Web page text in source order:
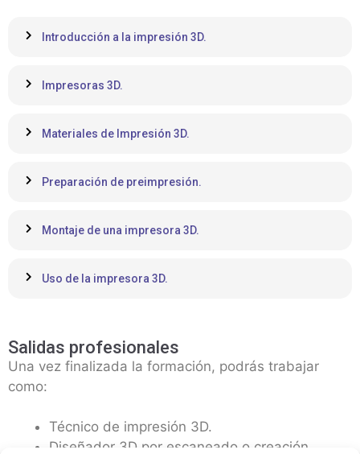
Introducción a la impresión 3D.
Impresoras 3D.
Materiales de Impresión 3D.
Preparación de preimpresión.
Montaje de una impresora 3D.
Uso de la impresora 3D.
Salidas profesionales
Una vez finalizada la formación, podrás trabajar
como:
Técnico de impresión 3D.
Diseñador 3D por escaneado o creación